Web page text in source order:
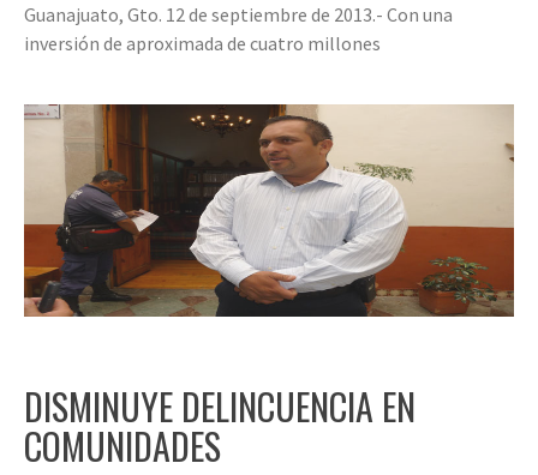
Guanajuato, Gto. 12 de septiembre de 2013.- Con una
inversión de aproximada de cuatro millones
DISMINUYE DELINCUENCIA EN
COMUNIDADES